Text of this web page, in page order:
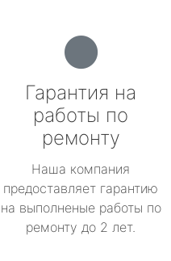
Гарантия на
работы по
ремонту
Наша компания
предоставляет гарантию
на выполненые работы по
ремонту до 2 лет.